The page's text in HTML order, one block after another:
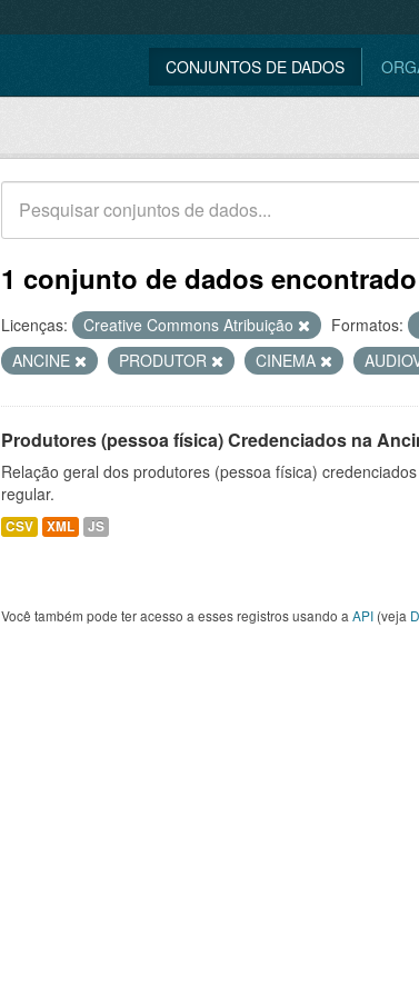
CONJUNTOS DE DADOS
1 conjunto de dados encontrado
Licenças: Creative Commons Atribuição Formatos:
ANCINE
PRODUTOR CINEMA
Produtores (pessoa física) Credenciados na
Relação geral dos produtores (pessoa física)
regular.
CSV XML JS
Você também pode ter acesso a esses registros usando a API (veja